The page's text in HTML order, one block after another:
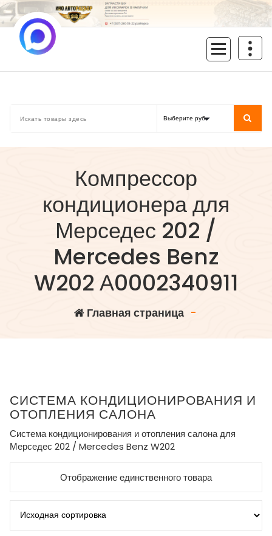
Перейти
к
содержимому
Компрессор
кондиционера для
Мерседес 202 /
Mercedes Benz
W202 А0002340911
Главная страница-
СИСТЕМА КОНДИЦИОНИРОВАНИЯ И
ОТОПЛЕНИЯ САЛОНА
Система кондиционирования и отопления салона для
Мерседес 202 / Mercedes Benz W202
Отображение единственного товара